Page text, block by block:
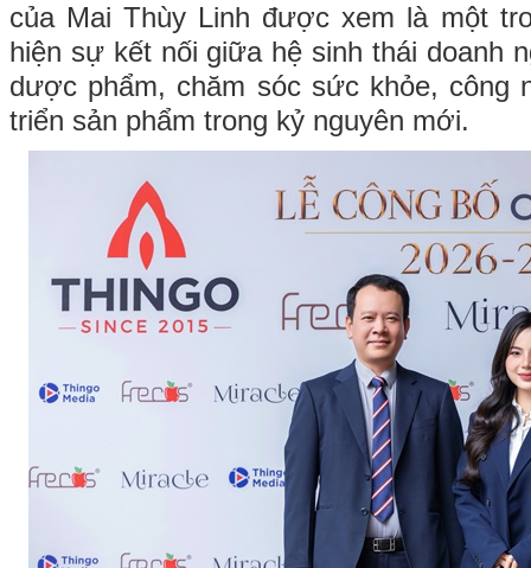
của Mai Thùy Linh được xem là một
hiện sự kết nối giữa hệ sinh thái doanh
dược phẩm, chăm sóc sức khỏe, công
triển sản phẩm trong kỷ nguyên mới.